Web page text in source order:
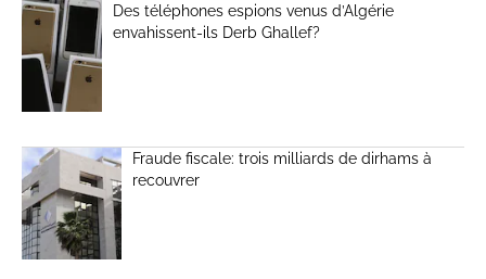
Des téléphones espions venus d’Algérie
envahissent-ils Derb Ghallef?
Fraude fiscale: trois milliards de dirhams à
recouvrer